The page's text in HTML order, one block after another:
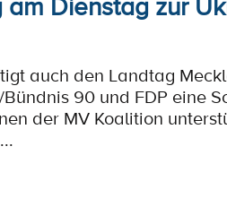
auch den Landtag
90 und FDP eine
der MV Koalition